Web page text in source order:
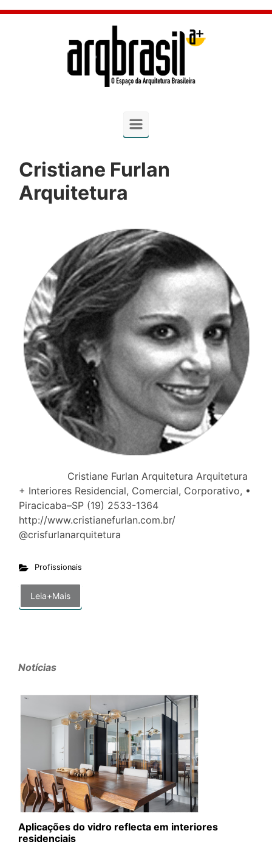
Skip to main content
Cristiane Furlan
Arquitetura
Cristiane Furlan Arquitetura Arquitetura
+ Interiores Residencial, Comercial, Corporativo, •
Piracicaba–SP (19) 2533-1364
http://www.cristianefurlan.com.br/
@crisfurlanarquitetura
Profissionais
Leia+Mais
Notícias
Aplicações do vidro reflecta em interiores
residenciais